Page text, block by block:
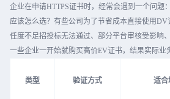
企业在申请HTTPS证书时，经常会遇到一个问题
应该怎么选？有些公司为了节省成本直接使用
任度不足招投标无法通过、部分平台审核受影响
一些企业一开始就购买高价EV证书，结果实际业
类型 验证方式 适合